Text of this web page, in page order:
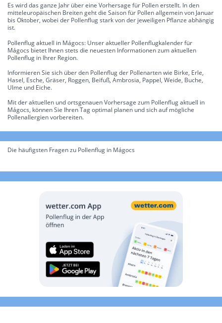
Es wird das ganze Jahr über eine Vorhersage für Pollen erstellt. In den
mitteleuropäischen Breiten geht die Saison für Pollen allgemein von Januar
bis Oktober, wobei der Pollenflug stark von der jeweiligen Pflanze abhängig
ist.
Pollenflug aktuell in Mágocs: Unser aktueller Pollenflugkalender für
Mágocs bietet Ihnen stets die neuesten Informationen zum aktuellen
Pollenflug in Ihrer Region.
Informieren Sie sich über den Pollenflug der Pollenarten wie Birke, Erle,
Hasel, Esche, Gräser, Roggen, Beifuß, Ambrosia, Pappel, Weide, Buche,
Ulme und Eiche.
Mit der aktuellen und ortsgenauen Vorhersage zum Pollenflug aktuell in
Mágocs, können Sie Ihren Tag optimal planen und sich auf mögliche
Pollenallergien vorbereiten.
Die häufigsten Fragen zu Pollenflug in Mágocs